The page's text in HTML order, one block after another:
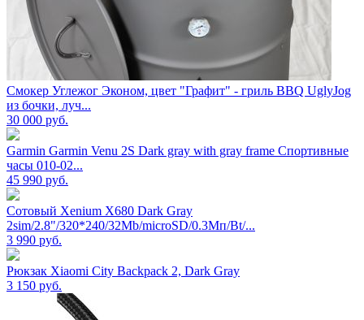
Смокер Углежог Эконом, цвет "Графит" - гриль BBQ UglyJog
из бочки, луч...
30 000 руб.
Garmin Garmin Venu 2S Dark gray with gray frame Спортивные
часы 010-02...
45 990 руб.
Сотовый Xenium X680 Dark Gray
2sim/2.8"/320*240/32Mb/microSD/0.3Мп/Bt/...
3 990 руб.
Рюкзак Xiaomi City Backpack 2, Dark Gray
3 150 руб.